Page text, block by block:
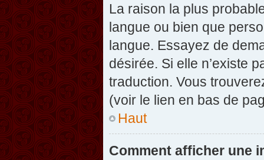
La raison la plus
langue ou bien que
langue. Essayez de
désirée. Si elle n’existe
traduction. Vous
(voir le lien en bas de
Haut
Comment afficher une